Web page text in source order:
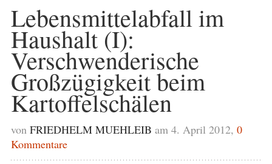
Lebensmittelabfall im
Haushalt (I):
Verschwenderische
Großzügigkeit beim
Kartoffelschälen
von FRIEDHELM MUEHLEIB am 4. April 2012, 0
Kommentare